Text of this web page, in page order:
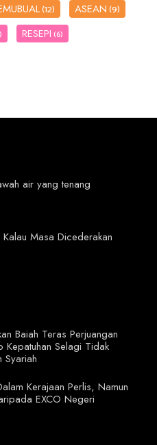
(12) ASEAN(9)
RESEPI (6)
air yang tenang
Kalau Masa Dicederakan
Baiah Teras Perjuangan
Kepatuhan Selagi Tidak
Syariah
Kerajaan Perlis, Namun
EXCO Negeri